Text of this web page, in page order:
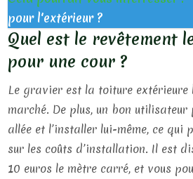
pour l'extérieur ?
Quel est le revêtement
pour une cour ?
Le gravier est la toiture extérieure
marché. De plus, un bon
allée et l’installer lui-même, ce qui
sur les coûts d’installation. Il est
10 euros le mètre carré, et vous